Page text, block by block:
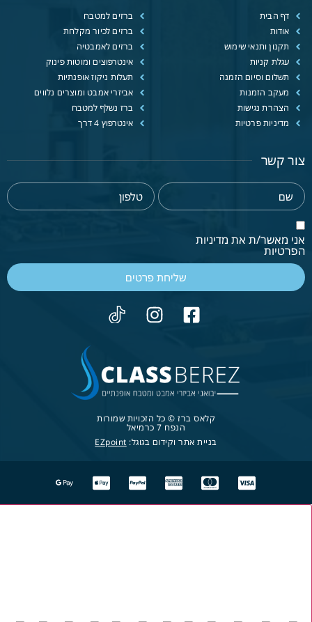
דף הבית
אודות
תקנון ותנאי שימוש
עגלת קניות
תשלום וסיום הזמנה
מעקב הזמנות
הצהרת נגישות
מדיניות פרטיות
ברזים למטבח
ברזים לכיור מקלחת
ברזים לאמבטיה
אינטרפוצים ומוטות פינוק
תעלות ניקוז אופנתיות
אביזרי אמבט ומוצרים נלווים
ברז נשלף למטבח
אינטרפוץ 4 דרך
צור קשר
אני מאשר/ת את מדיניות
הפרטיות
שליחת פרטים
קלאס ברז © כל הזכויות שמורות
הנפח 7 כרמיאל
בניית אתר וקידום בגוגל: EZpoint